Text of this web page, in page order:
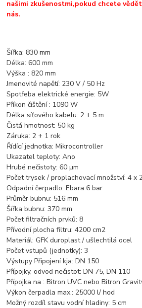
našimi zkušenostmi,pokud chcete
nás.
Šířka: 830 mm
Délka: 600 mm
Výška : 820 mm
Jmenovité napětí: 230 V / 50 Hz
Spotřeba elektrické energie: 5W
Příkon čištění : 1090 W
Délka síťového kabelu: 2 + 5 m
Čistá hmotnost: 50 kg
Záruka: 2 + 1 rok
Řídící jednotka: Mikrocontroller
Ukazatel teploty: Ano
Hrubé nečistoty: 60 µm
Počet trysek / proplachovací množství: 4 x
Odpadní čerpadlo: Ebara 6 bar
Průměr bubnu: 516 mm
Šířka bubnu: 370 mm
Počet filtračních prvků: 8
Přívodní plocha filtru: 4200 cm2
Materiál: GFK duroplast / ušlechtilá ocel
Počet vstupů (jednotky): 3
Výstupy Připojení kja: DN 150
Přípojky, odvod nečistot: DN 75, DN 110
Přípojka na : Bitron UVC nebo Bitron
Výkon čerpadla max.: 25000 l/ hod
Možný rozdíl stavu vodní hladiny: 5 cm